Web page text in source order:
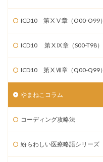
ICD10 第ⅩⅤ章（O00-O99）
ICD10 第ⅩⅨ章（S00-T98）
ICD10 第ⅩⅦ章（Q00-Q99）
やまねこコラム
コーディング攻略法
紛らわしい医療略語シリーズ